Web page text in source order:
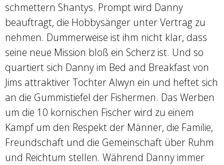
schmettern Shantys. Prompt wird Danny
beauftragt, die Hobbysänger unter Vertrag zu
nehmen. Dummerweise ist ihm nicht klar, dass
seine neue Mission bloß ein Scherz ist. Und so
quartiert sich Danny im Bed and Breakfast von
Jims attraktiver Tochter Alwyn ein und heftet sich
an die Gummistiefel der Fishermen. Das Werben
um die 10 kornischen Fischer wird zu einem
Kampf um den Respekt der Männer, die Familie,
Freundschaft und die Gemeinschaft über Ruhm
und Reichtum stellen. Während Danny immer